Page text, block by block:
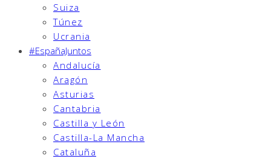
Suiza
Túnez
Ucrania
#EspañaJuntos
Andalucía
Aragón
Asturias
Cantabria
Castilla y León
Castilla-La Mancha
Cataluña